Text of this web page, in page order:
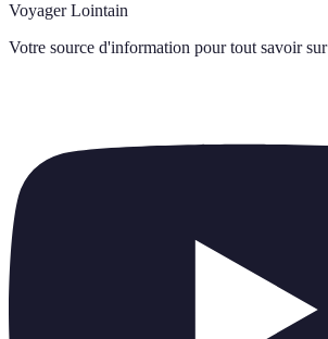
Voyager Lointain
Votre source d'information pour tout savoir sur